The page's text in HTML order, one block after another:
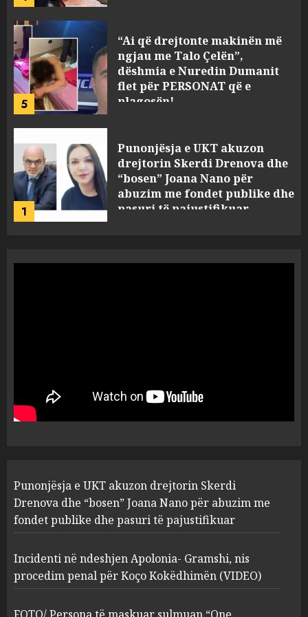
1
Punonjësja e UKT akuzon
drejtorin Skerdi Drenova dhe
“bosen” Joana Nano për
abuzim me fondet publike dhe
pasuri të pajustifikuar
2
Incidenti në ndeshjen
Apolonia- Gramshi, nis
procedim penal për Koço
Kokëdhimën (VIDEO)
MARCH 27, 2025
4
Mariela dhe Antonela
Berishën
MARCH 25, 2025
5
ngjau me Talo Çelën”,
dëshmia e Nuredin Dumanit
flet për PERSONAT që e
plagosën!
Punonjësja e UKT akuzon drejtorin Skerdi
Drenova dhe “bosen” Joana Nano për abuzim me
fondet publike dhe pasuri të pajustifikuar
Incidenti në ndeshjen Apolonia- Gramshi, nis
procedim penal për Koço Kokëdhimën (VIDEO)
FOTO/ Persona të maskuar sulmuan “One